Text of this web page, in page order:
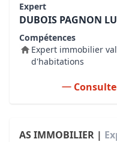
Expert
DUBOIS PAGNON
Compétences
Expert immobilier
d'habitations
AS IMMOBILIER |